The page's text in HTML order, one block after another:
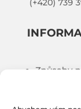
(+420) 739
Způsoby